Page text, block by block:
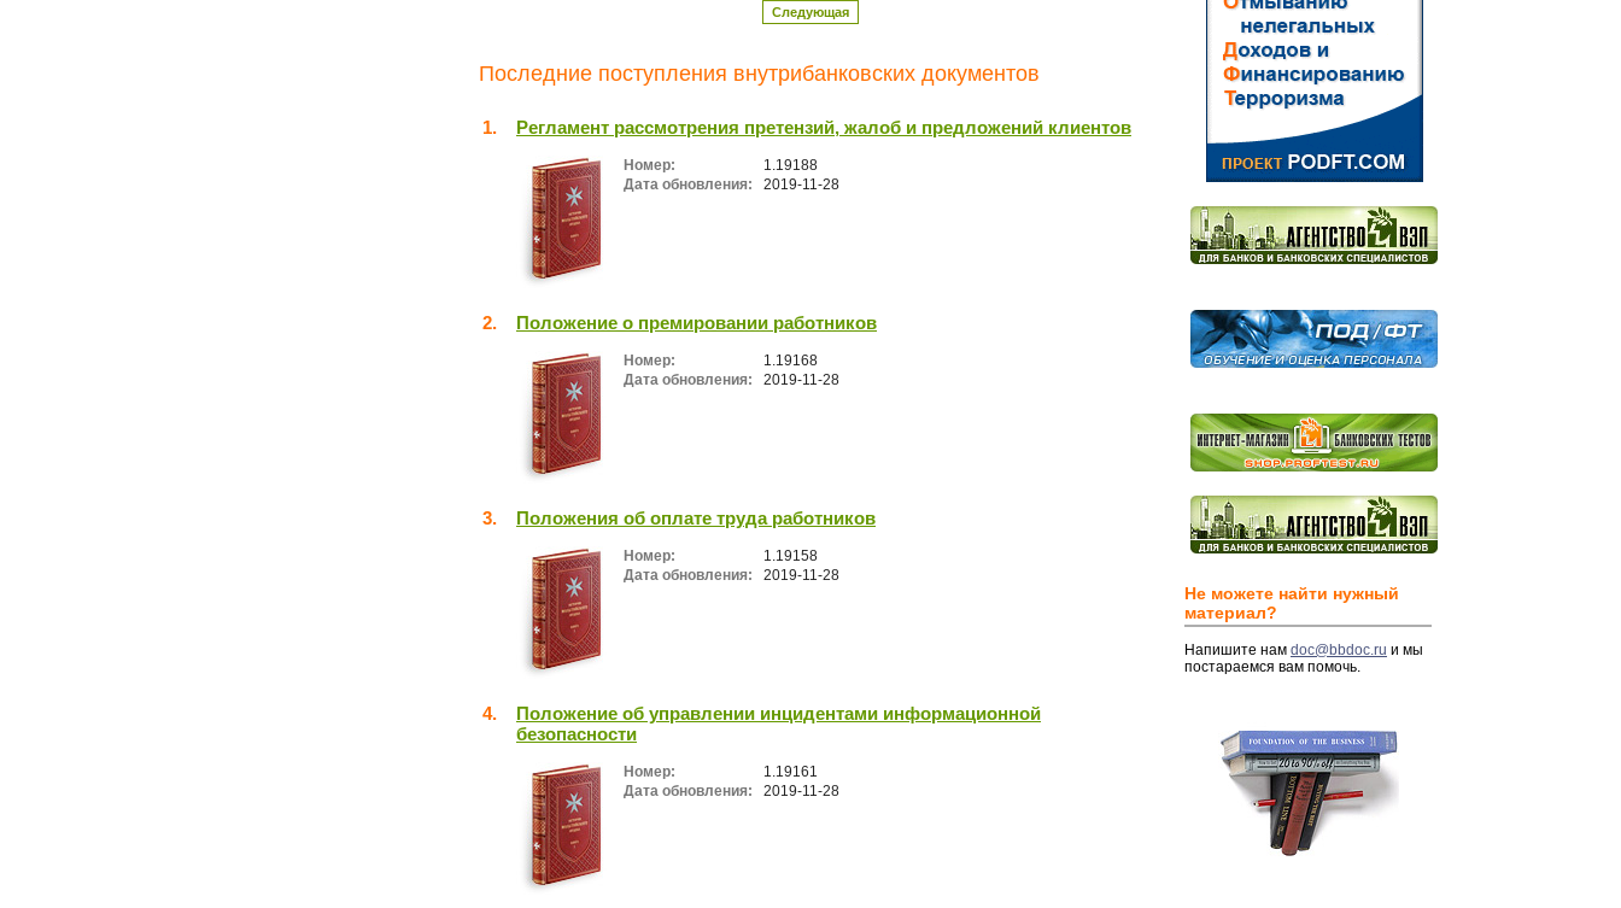
Следующая
Последние поступления внутрибанковских документов
1. Регламент рассмотрения претензий, жалоб и предложений клиентов
Номер:
1.19188
Дата обновления:
2019-11-28
2. Положение о премировании работников
Номер:
1.19168
Дата обновления:
2019-11-28
3. Положения об оплате труда работников
Номер:
1.19158
Дата обновления:
2019-11-28
4.
Положение об управлении инцидентами информационной
безопасности
Номер:
1.19161
Дата обновления:
2019-11-28
Не можете найти нужный
материал?
Напишите нам doc@bbdoc.ru и мы
постараемся вам помочь.